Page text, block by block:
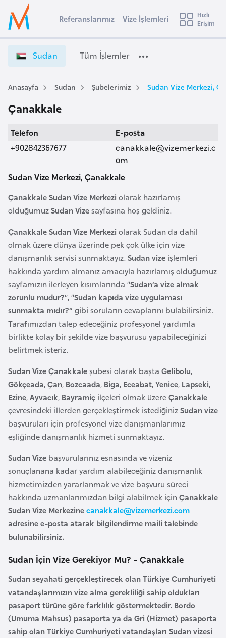
Ülke Seçimi
Başvuru yapmak istediğiniz ülkeyi seçin
Üye
Girişi
u
a
n
V
z
ş
m
l
e
i
e
t
Referanslarımız Vize İşlemleri
Hızlı
Erişim
Sudan Tüm İşlemler
Anasayfa Sudan Şubelerimiz Sudan Vize Merkezi,
Çanakkale
Telefon
+902842367677
E-posta
canakkale@vizemerkezi.c
om
Sudan Vize Merkezi, Çanakkale
Çanakkale Sudan Vize Merkezi olarak hazırlamış
olduğumuzSudan Vizesayfasına hoş geldiniz.
Çanakkale Sudan Vize Merkezi olarak Sudan da dahil
olmak üzere dünya üzerinde pek çok ülke için vize
danışmanlık servisi sunmaktayız. Sudan vize işlemleri
hakkında yardım almanız amacıyla hazırlamış olduğumuz
sayfamızın ilerleyen kısımlarında “Sudan’a vize almak
zorunlu mudur?”, “Sudan kapıda vize uygulaması
sunmakta mıdır?” gibi soruların cevaplarını bulabilirsiniz.
Tarafımızdan talep edeceğiniz profesyonel yardımla
birlikte kolay bir şekilde vize başvurusu yapabileceğinizi
belirtmek isteriz.
Sudan Vize Çanakkaleşubesi olarak başta Gelibolu,
Gökçeada,Çan, Bozcaada, Biga, Eceabat,Yenice, Lapseki,
Ezine,Ayvacık, Bayramiç ilçeleri olmak üzereÇanakkale
çevresindeki illerden gerçekleştirmek istediğinizSudan vize
başvuruları için profesyonel vize danışmanlarımız
eşliğinde danışmanlık hizmeti sunmaktayız.
Sudan Vize başvurularınız esnasında ve vizeniz
sonuçlanana kadar yardım alabileceğiniz danışmanlık
hizmetimizden yararlanmak ve vize başvuru süreci
hakkında uzmanlarımızdan bilgi alabilmek içinÇanakkale
Sudan Vize Merkezinecanakkale@vizemerkezi.com
adresine e-posta atarak bilgilendirme maili talebinde
bulunabilirsiniz.
Sudan İçin Vize Gerekiyor Mu? - Çanakkale
Sudan seyahati gerçekleştirecek olan Türkiye Cumhuriyeti
vatandaşlarımızın vize alma gerekliliği sahip oldukları
pasaport türüne göre farklılık göstermektedir. Bordo
(Umuma Mahsus) pasaporta ya da Gri (Hizmet) pasaporta
sahip olan Türkiye Cumhuriyeti vatandaşları Sudan vizesi
s
t
r
a
v
u
t
r
y
a
A
z
e
r
b
a
y
c
a
n
B
a
h
e
y
n
B
a
n
g
a
d
e
ş